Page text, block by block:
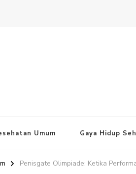
Umum Gaya Hidup
Penisgate Olimpiade: Ketika